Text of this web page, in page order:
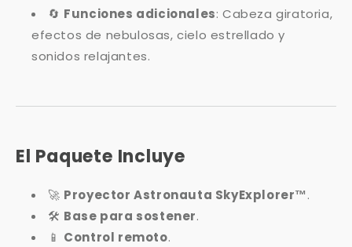
🔄 Funciones adicionales: Cabeza giratoria,
efectos de nebulosas, cielo estrellado y
sonidos relajantes.
El Paquete Incluye
🚀 Proyector Astronauta SkyExplorer™.
🛠️ Base para sostener.
📱 Control remoto.